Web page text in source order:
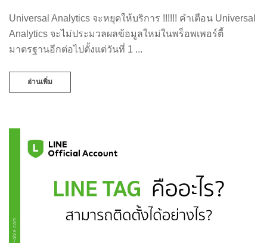
Universal Analytics จะหยุดให้บริการ !!!!!! คำเตือน Universal
Analytics จะไม่ประมวลผลข้อมูลใหม่ในพร็อพเพอร์ตี้
มาตรฐานอีกต่อไปตั้งแต่วันที่ 1 ...
อ่านเพิ่ม